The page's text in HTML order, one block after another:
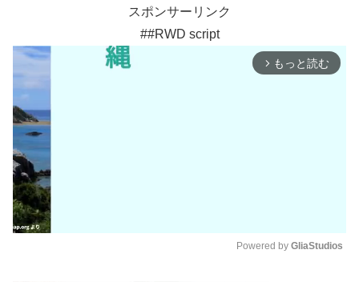
スポンサーリンク
##RWD script
arrow_forward_ios もっと読む
Powered by GliaStudios